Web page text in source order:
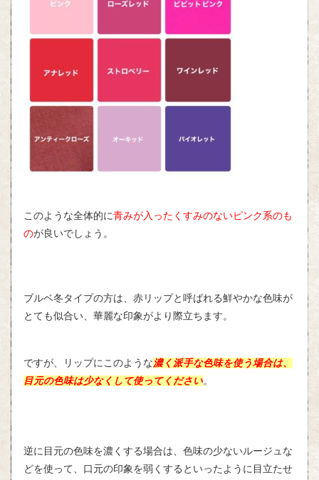
このような全体的に青みが入ったくすみのないピンク系のも
のが良いでしょう。
ブルベ冬タイプの方は、赤リップと呼ばれる鮮やかな色味が
とても似合い、華麗な印象がより際立ちます。
ですが、リップにこのような濃く派手な色味を使う場合は、
目元の色味は少なくして使ってください。
逆に目元の色味を濃くする場合は、色味の少ないルージュな
どを使って、口元の印象を弱くするといったように目立たせ